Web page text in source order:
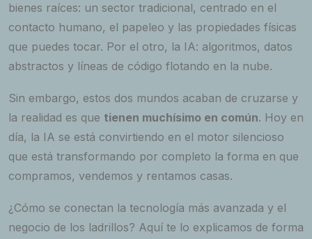
bienes raíces: un sector tradicional, centrado en el
contacto humano, el papeleo y las propiedades físicas
que puedes tocar. Por el otro, la IA: algoritmos, datos
abstractos y líneas de código flotando en la nube.
Sin embargo, estos dos mundos acaban de cruzarse y
la realidad es que tienen muchísimo en común. Hoy en
día, la IA se está convirtiendo en el motor silencioso
que está transformando por completo la forma en que
compramos, vendemos y rentamos casas.
¿Cómo se conectan la tecnología más avanzada y el
negocio de los ladrillos? Aquí te lo explicamos de forma